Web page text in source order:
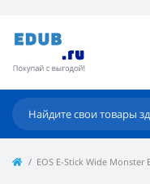
EOS E-Stick Wide Monster